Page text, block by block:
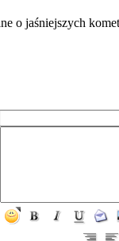
o jaśniejszych